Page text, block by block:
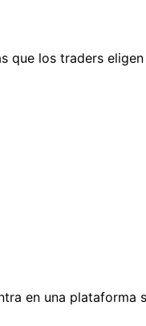
que los traders eligen
en una plataforma